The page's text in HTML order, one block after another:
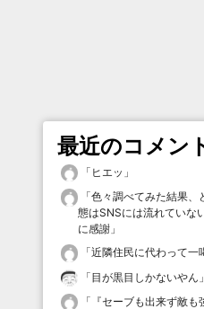
最近のコメン
「 ヒエッ 」
「色々調べてみた結果、
態はSNSには流れていな
に感謝 」
「近隣住民に代わって一
「目が黒目しかないやん 」
「 『セーブも出来ず敵